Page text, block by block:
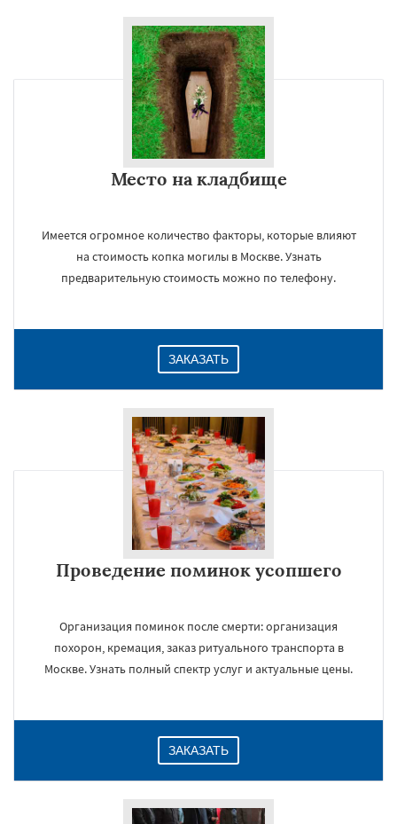
Место на кладбище
Имеется огромное количество факторы, которые влияют
на стоимость копка могилы в Москве. Узнать
предварительную стоимость можно по телефону.
ЗАКАЗАТЬ
Проведение поминок усопшего
Организация поминок после смерти: организация
похорон, кремация, заказ ритуального транспорта в
Москве. Узнать полный спектр услуг и актуальные цены.
ЗАКАЗАТЬ